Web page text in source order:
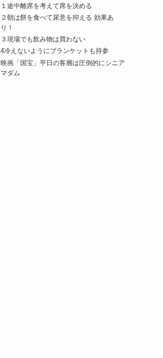
１途中離席を考えて席を決める
２朝は餅を食べて尿意を抑える 効果あ
り！
３現場でも飲み物は買わない
4冷えないようにブランケットも持参
映画「国宝」平日の客層は圧倒的にシニア
マダム